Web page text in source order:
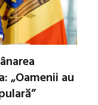
„Oamenii au